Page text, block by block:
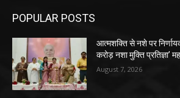
POPULAR POSTS
आत्मशक्ति से नशे पर
करोड़ नशा मुक्ति प्रतिज्ञा’
August 7, 2026